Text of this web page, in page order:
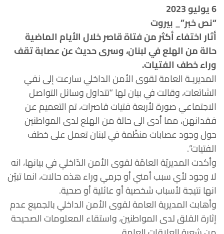
6 يوليو 2023
“نص خبر”_ بيروت
أثار اختفاء أكثر من فتاة قاصر خلال الأيام الماضية
حالة من الهلع في لبنان، وسرى حديث عن عصابة تقف
وراء خطف الفتيات.
المديريـة العامة لقوى الأمن الداخلي سارعت إلى نفي
الشائعات، وقالت في بيان لها “تتداول وسائل التواصل
الاجتماعي صورة لأربعة فتيات قاصرات، تم التعميم عن
فقدانهن، مما أدى الى حالة من الهلع لدى المواطنين
حول وجود عصابات منظّمة في لبنان تعمل على خطف
الفتيات”.
وأكدت المديريّة العامّة لقوى الأمن الدّاخلي في بيانها، انه
لا وجود لأي سبب أمني أو جرمي وراء هذه حالات، انما تبيّن
انها نتيجة لأسباب شخصية أو عائلية أو صحية.
وأهابت المديرية العامة لقوى الأمن الداخلي بالجميع عدم
إثارة القلق لدى المواطنين، واستقاء المعلومات الصحيحة